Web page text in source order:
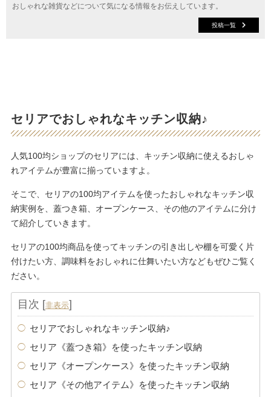
おしゃれな雑貨などについて気になる情報をお伝えしています。
投稿一覧
セリアでおしゃれなキッチン収納♪
人気100均ショップのセリアには、キッチン収納に使えるおしゃ
れアイテムが豊富に揃っていますよ。
そこで、セリアの100均アイテムを使ったおしゃれなキッチン収
納実例を、蓋つき箱、オープンケース、その他のアイテムに分け
て紹介していきます。
セリアの100均商品を使ってキッチンの引き出しや棚を可愛く片
付けたい方、調味料をおしゃれに仕舞いたい方などもぜひご覧く
ださい。
目次 [非表示]
セリアでおしゃれなキッチン収納♪
セリア《蓋つき箱》を使ったキッチン収納
セリア《オープンケース》を使ったキッチン収納
セリア《その他アイテム》を使ったキッチン収納